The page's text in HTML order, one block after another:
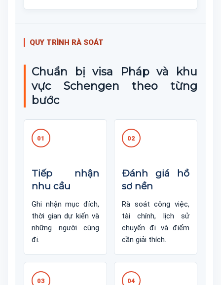
QUY TRÌNH RÀ SOÁT
Chuẩn bị visa Pháp và khu
vực Schengen theo từng
bước
01
Tiếp nhận
nhu cầu
Ghi nhận mục đích,
thời gian dự kiến và
những người cùng
đi.
02
Đánh giá hồ
sơ nền
Rà soát công việc,
tài chính, lịch sử
chuyến đi và điểm
cần giải thích.
03 04